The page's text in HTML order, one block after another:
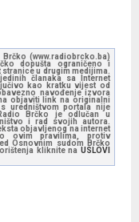
(www.radiobrcko.ba)
dopušta ograničeno i
u drugim medijima.
članaka sa Internet
kao kratku vijest od
navođenje izvora
objaviti link na originalni
uredništvom portala nije
Brčko je odlučan u
i rad svojih autora.
objavljenog na internet
ovim pravilima, protiv
Osnovnim sudom Brčko
kliknite na USLOVI